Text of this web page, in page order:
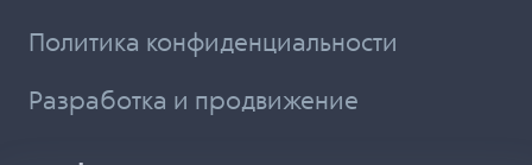
Политика конфиденциальности
Разработка и продвижение